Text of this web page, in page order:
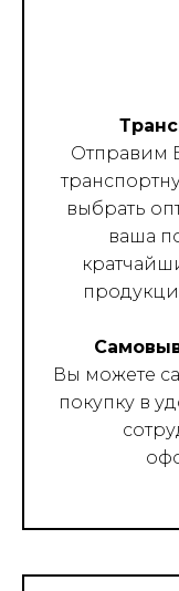
Отправим
выбрать
ваша
Вы можете
покупку в